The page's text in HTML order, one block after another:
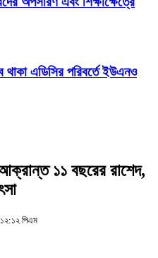
থাকা এডিসির পরিবর্তে ইউএনও
১১ বছরের রাশেদ,
পিএম